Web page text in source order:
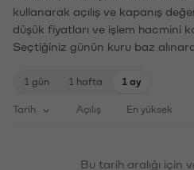
kullanarak açılış ve kapanış
düşük fiyatları ve işlem hacmini
Seçtiğiniz günün kuru baz
1 gün 1 hafta 1 ay
Tarih Açılış En yüksek
Bu tarih aralığı için